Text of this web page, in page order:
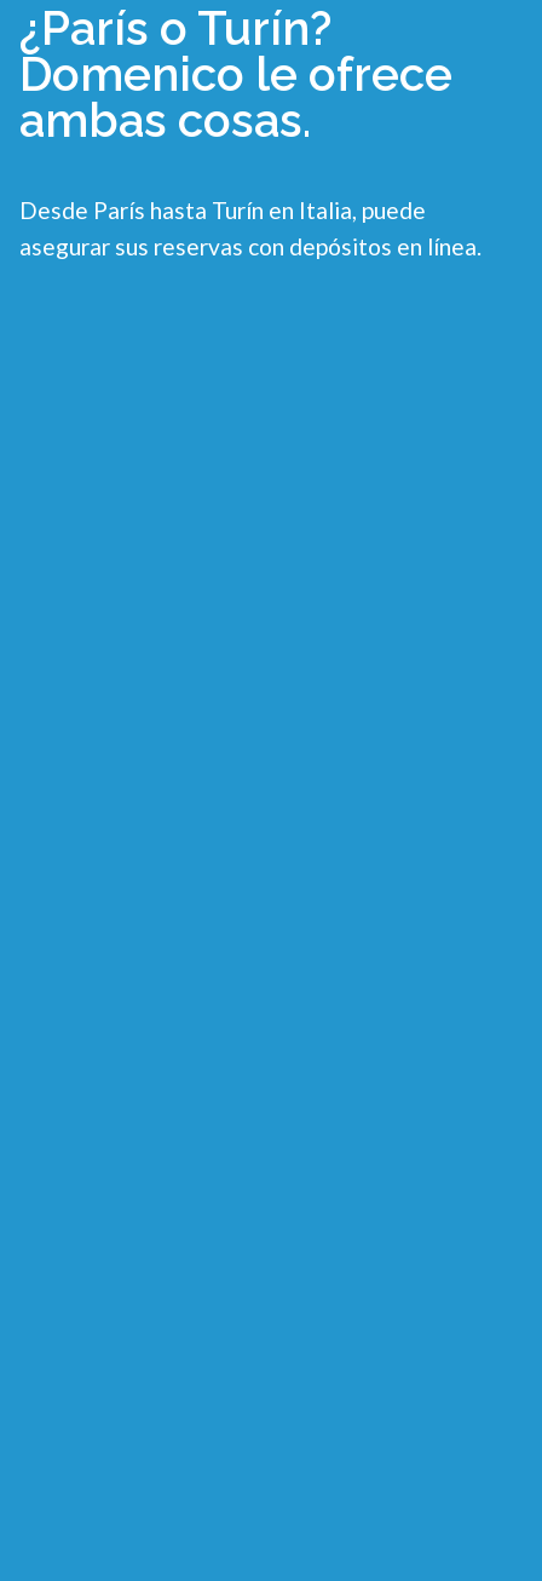
¿París o Turín?
Domenico le ofrece
ambas cosas.
Desde París hasta Turín en Italia, puede
asegurar sus reservas con depósitos en línea.